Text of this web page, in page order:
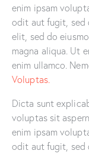
enim ipsam
odit aut fugit, sed
elit, sed do
magna aliqua. Ut
enim ullamco.
Voluptas.
Dicta sunt
voluptas sit
enim ipsam
odit aut fugit, sed